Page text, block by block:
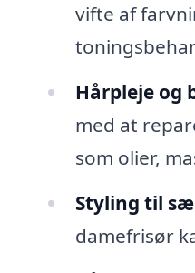
vifte af
Hårpleje og
med at
som olier,
Styling til
damefrisør